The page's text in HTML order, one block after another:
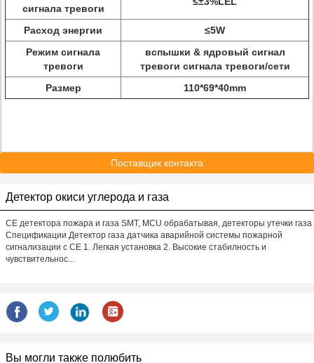
сигнала тревоги
Расход энергии
≤5W
Режим сигнала
тревоги
вспышки & ядровый сигнал
тревоги сигнала тревоги/сети
Размер
110*69*40mm
Поставщик контакта
Детектор окиси углерода и газа
CE детектора пожара и газа SMT, MCU обрабатывая, детекторы утечки газа
Спецификации Детектор газа датчика аварийной системы пожарной
сигнализации с CE 1. Легкая установка 2. Высокие стабилность и
чувствительнос...
Вы могли также полюбить